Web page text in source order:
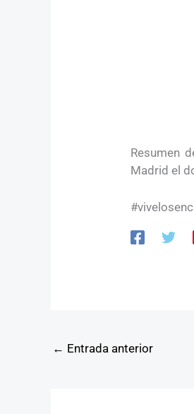
Resumen
Madrid el
← Entrada anterior